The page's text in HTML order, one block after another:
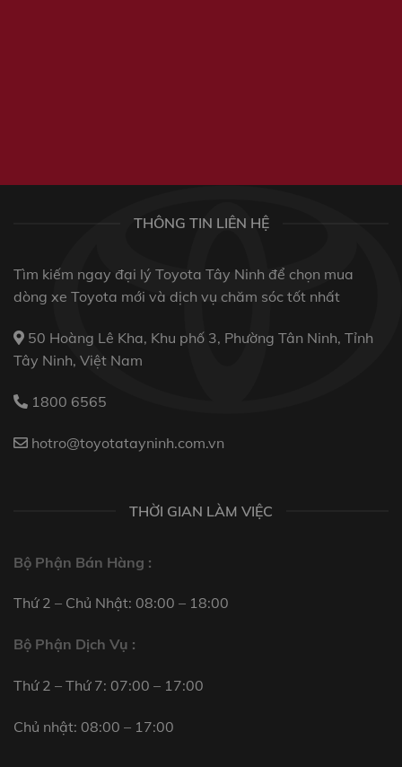
THÔNG TIN LIÊN HỆ
Tìm kiếm ngay đại lý Toyota Tây Ninh để chọn mua
dòng xe Toyota mới và dịch vụ chăm sóc tốt nhất
50 Hoàng Lê Kha, Khu phố 3, Phường Tân Ninh, Tỉnh
Tây Ninh, Việt Nam
1800 6565
hotro@toyotatayninh.com.vn
THỜI GIAN LÀM VIỆC
Bộ Phận Bán Hàng :
Thứ 2 – Chủ Nhật: 08:00 – 18:00
Bộ Phận Dịch Vụ :
Thứ 2 – Thứ 7: 07:00 – 17:00
Chủ nhật: 08:00 – 17:00